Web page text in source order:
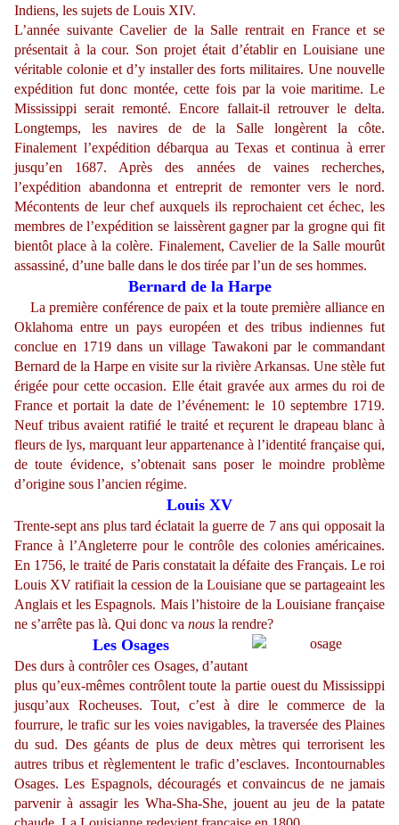
Indiens, les sujets de Louis XIV.
L’année suivante Cavelier de la Salle rentrait en France et se
présentait à la cour. Son projet était d’établir en Louisiane une
véritable colonie et d’y installer des forts militaires. Une nouvelle
expédition fut donc montée, cette fois par la voie maritime. Le
Mississippi serait remonté. Encore fallait-il retrouver le delta.
Longtemps, les navires de de la Salle longèrent la côte.
Finalement l’expédition débarqua au Texas et continua à errer
jusqu’en 1687. Après des années de vaines recherches,
l’expédition abandonna et entreprit de remonter vers le nord.
Mécontents de leur chef auxquels ils reprochaient cet échec, les
membres de l’expédition se laissèrent gagner par la grogne qui fit
bientôt place à la colère. Finalement, Cavelier de la Salle mourût
assassiné, d’une balle dans le dos tirée par l’un de ses hommes.
Bernard de la Harpe
La première conférence de paix et la toute première alliance en
Oklahoma entre un pays européen et des tribus indiennes fut
conclue en 1719 dans un village Tawakoni par le commandant
Bernard de la Harpe en visite sur la rivière Arkansas. Une stèle fut
érigée pour cette occasion. Elle était gravée aux armes du roi de
France et portait la date de l’événement: le 10 septembre 1719.
Neuf tribus avaient ratifié le traité et reçurent le drapeau blanc à
fleurs de lys, marquant leur appartenance à l’identité française qui,
de toute évidence, s’obtenait sans poser le moindre problème
d’origine sous l’ancien régime.
Louis XV
Trente-sept ans plus tard éclatait la guerre de 7 ans qui opposait la
France à l’Angleterre pour le contrôle des colonies américaines.
En 1756, le traité de Paris constatait la défaite des Français. Le roi
Louis XV ratifiait la cession de la Louisiane que se partageaint les
Anglais et les Espagnols. Mais l’histoire de la Louisiane française
ne s’arrête pas là. Qui donc va nous la rendre?
Les Osages
Des durs à contrôler ces Osages, d’autant
plus qu’eux-mêmes contrôlent toute la partie ouest du Mississippi
jusqu’aux Rocheuses. Tout, c’est à dire le commerce de la
fourrure, le trafic sur les voies navigables, la traversée des Plaines
du sud. Des géants de plus de deux mètres qui terrorisent les
autres tribus et règlementent le trafic d’esclaves. Incontournables
Osages. Les Espagnols, découragés et convaincus de ne jamais
parvenir à assagir les Wha-Sha-She, jouent au jeu de la patate